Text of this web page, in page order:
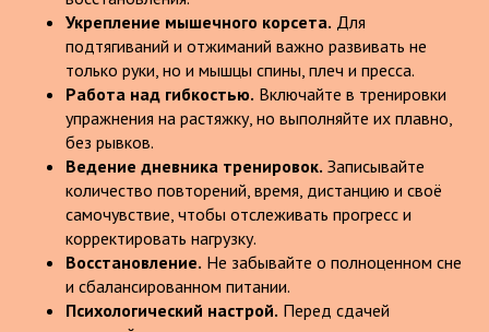
Укрепление мышечного корсета. Для
подтягиваний и отжиманий важно развивать не
только руки, но и мышцы спины, плеч и пресса.
Работа над гибкостью. Включайте в тренировки
упражнения на растяжку, но выполняйте их плавно,
без рывков.
Ведение дневника тренировок. Записывайте
количество повторений, время, дистанцию и своё
самочувствие, чтобы отслеживать прогресс и
корректировать нагрузку.
Восстановление. Не забывайте о полноценном сне
и сбалансированном питании.
Психологический настрой. Перед сдачей